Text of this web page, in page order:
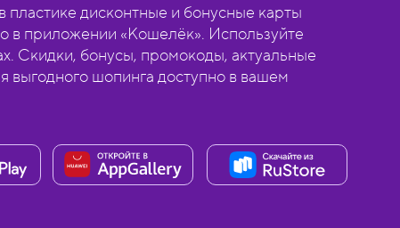
дисконтные и бонусные карты
в приложении «Кошелёк». Используйте
Скидки, бонусы, промокоды, актуальные
выгодного шопинга доступно в вашем